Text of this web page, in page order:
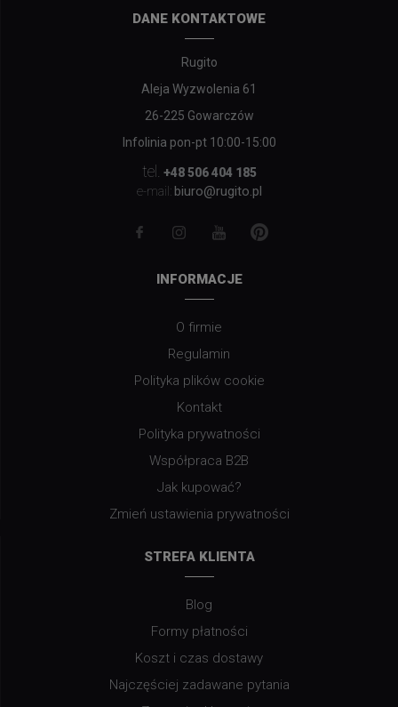
DANE KONTAKTOWE
Rugito
Aleja Wyzwolenia 61
26-225 Gowarczów
Infolinia pon-pt 10:00-15:00
tel. +48 506 404 185
e-mail: biuro@rugito.pl
INFORMACJE
O firmie
Regulamin
Polityka plików cookie
Kontakt
Polityka prywatności
Współpraca B2B
Jak kupować?
Zmień ustawienia prywatności
STREFA KLIENTA
Blog
Formy płatności
Koszt i czas dostawy
Najczęściej zadawane pytania